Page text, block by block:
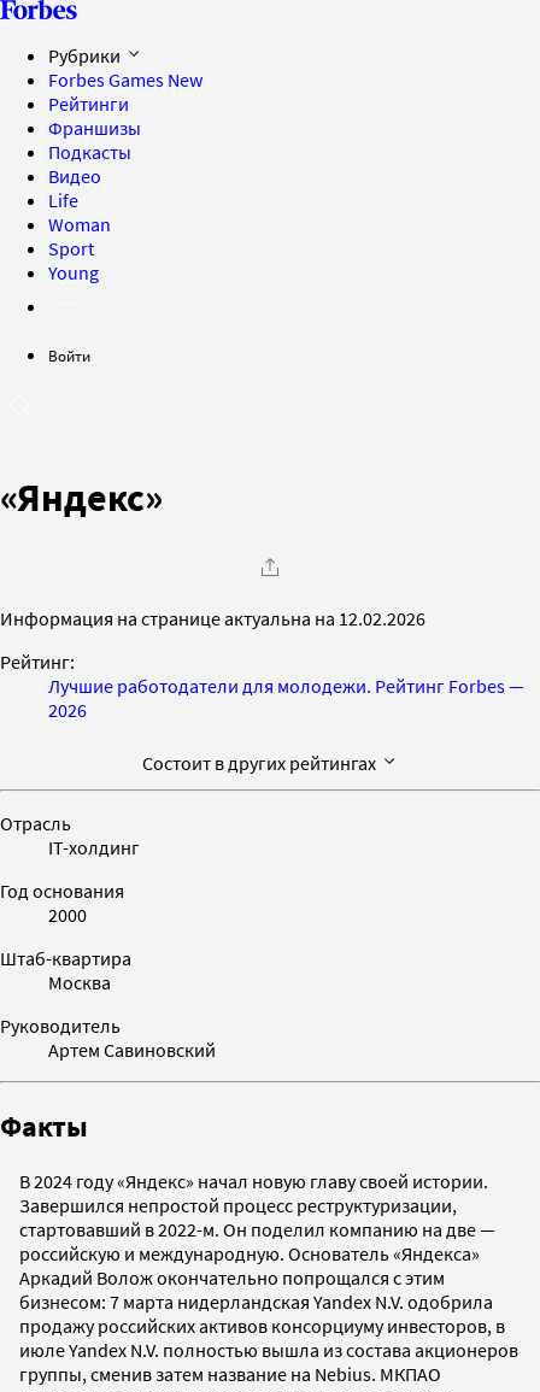
Рубрики
Forbes Games New
Рейтинги
Франшизы
Подкасты
Видео
Life
Woman
Sport
Young
Войти
«Яндекс»
Информация на странице актуальна на 12.02.2026
Рейтинг:
Лучшие работодатели для молодежи. Рейтинг Forbes —
2026
Состоит в других рейтингах
Отрасль
IT-холдинг
Год основания
2000
Штаб-квартира
Москва
Руководитель
Артем Савиновский
Факты
В 2024 году «Яндекс» начал новую главу своей истории.
Завершился непростой процесс реструктуризации,
стартовавший в 2022-м. Он поделил компанию на две —
российскую и международную. Основатель «Яндекса»
Аркадий Волож окончательно попрощался с этим
бизнесом: 7 марта нидерландская Yandex N.V. одобрила
продажу российских активов консорциуму инвесторов, в
июле Yandex N.V. полностью вышла из состава акционеров
группы, сменив затем название на Nebius. МКПАО